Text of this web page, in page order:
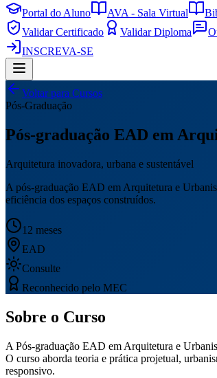
Portal do Aluno
AVA - Sala Virtual
Validar Certificado
Validar Diploma
INSCREVA-SE
Voltar para Cursos
Pós-Graduação
Pós-graduação EAD em
Arquitetura inovadora, urbana e sustentável
A pós-graduação EAD em Arquitetura e
eficiência dos espaços construídos.
12 meses
EAD
Consulte
Reconhecido pelo MEC
Sobre o Curso
A Pós-graduação EAD em Arquitetura e
O curso aborda teoria e prática projetual,
responsivo.